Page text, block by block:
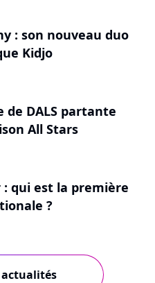
: son nouveau duo
Kidjo
de DALS partante
All Stars
: qui est la première
?
actualités